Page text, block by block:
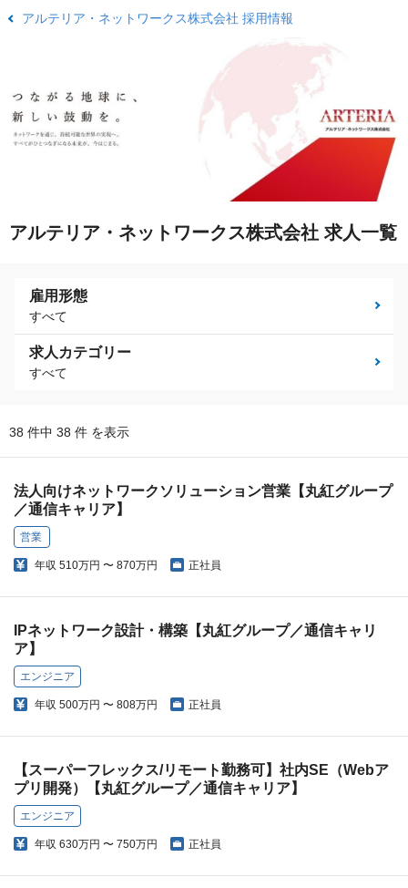
アルテリア・ネットワークス株式会社 採用情報
アルテリア・ネットワークス株式会社 求人一覧
雇用形態
すべて
求人カテゴリー
すべて
38 件中 38 件 を表示
法人向けネットワークソリューション営業【丸紅グループ
／通信キャリア】
営業
年収 510万円 〜 870万円 正社員
IPネットワーク設計・構築【丸紅グループ／通信キャリ
ア】
エンジニア
年収 500万円 〜 808万円 正社員
【スーパーフレックス/リモート勤務可】社内SE（Webア
プリ開発）【丸紅グループ／通信キャリア】
エンジニア
年収 630万円 〜 750万円 正社員